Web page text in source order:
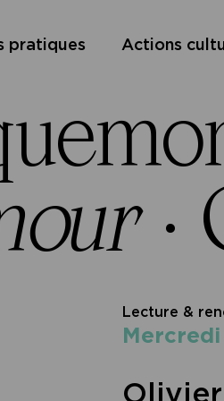
pratiques Actions
·
Lecture &